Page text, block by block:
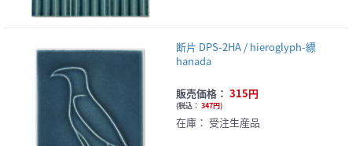
断片 DPS-2HA / hieroglyph-縹
hanada
販売価格： 315円
(税込： 347円)
在庫： 受注生産品